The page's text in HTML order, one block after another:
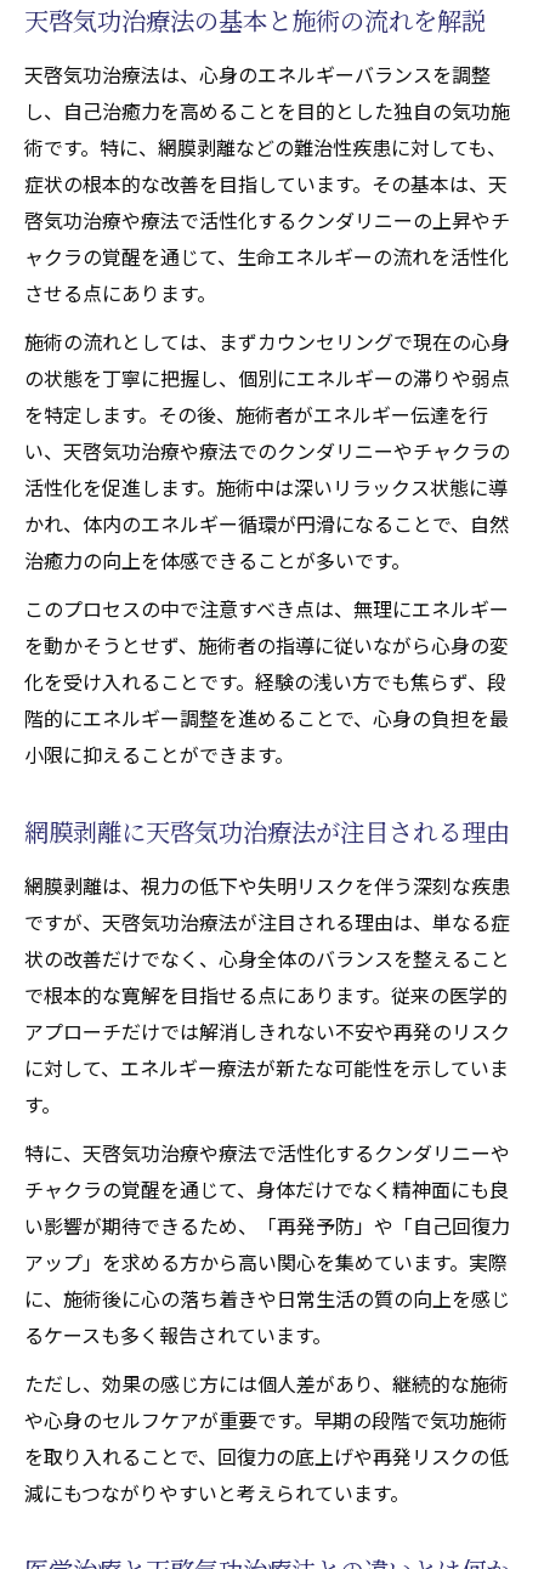
性化するクンダリニーを目覚めさせる方法
寛解を目指す天啓気功治療や療法で活性化
するクンダリニー覚醒の段階的アプローチ
気功と天啓気功治療や療法で活性化するク
ンダリニー覚醒の相乗効果について
天啓気功治療や療法で活性化するクンダリ
ニー覚醒で得られる心身の変化とは
体験談から見る寛解へのヒントと注意点
網膜剥離改善に気功エネルギーはどう関わるか
天啓気功治療法が発揮する独自のエネルギ
ー作用
気功エネルギーと網膜剥離の根本的な関係
性
エネルギー調整により何が変わるのかを検
天啓気功治療法が症状寛解に与える具体的
効果
実際の施術例から見るエネルギーの役割
天啓気功治療や療法で活性化するチャクラ調整
天啓気功治療法で天啓気功治療や療法で活
天啓気功治療や療法で活性化するチャクラ
調整が心身に及ぼす実際の影響とは
網膜剥離施術で体感するエネルギーバラン
ス
天啓気功治療や療法で活性化するクンダリ
するチャクラ覚醒の新しい気づき
手術以外の道を探る天啓気功の可能性を考察
天啓気功治療法による非手術的アプローチ
の魅力
気功施術の安全性とリスクに関する正しい
医学的治療との補完関係を天啓気功で考え
寛解を目指すための複合的な施術戦略を提
天啓気功治療法が提供する新たな選択肢と
天啓気功治療法の基本と施術の流れを解説
天啓気功治療法は、心身のエネルギーバランスを調整
し、自己治癒力を高めることを目的とした独自の気功施
術です。特に、網膜剥離などの難治性疾患に対しても、
症状の根本的な改善を目指しています。その基本は、天
啓気功治療や療法で活性化するクンダリニーの上昇やチ
ャクラの覚醒を通じて、生命エネルギーの流れを活性化
させる点にあります。
施術の流れとしては、まずカウンセリングで現在の心身
の状態を丁寧に把握し、個別にエネルギーの滞りや弱点
を特定します。その後、施術者がエネルギー伝達を行
い、天啓気功治療や療法でのクンダリニーやチャクラの
活性化を促進します。施術中は深いリラックス状態に導
かれ、体内のエネルギー循環が円滑になることで、自然
治癒力の向上を体感できることが多いです。
このプロセスの中で注意すべき点は、無理にエネルギー
を動かそうとせず、施術者の指導に従いながら心身の変
化を受け入れることです。経験の浅い方でも焦らず、段
階的にエネルギー調整を進めることで、心身の負担を最
小限に抑えることができます。
網膜剥離に天啓気功治療法が注目される理由
網膜剥離は、視力の低下や失明リスクを伴う深刻な疾患
ですが、天啓気功治療法が注目される理由は、単なる症
状の改善だけでなく、心身全体のバランスを整えること
で根本的な寛解を目指せる点にあります。従来の医学的
アプローチだけでは解消しきれない不安や再発のリスク
に対して、エネルギー療法が新たな可能性を示していま
す。
特に、天啓気功治療や療法で活性化するクンダリニーや
チャクラの覚醒を通じて、身体だけでなく精神面にも良
い影響が期待できるため、「再発予防」や「自己回復力
アップ」を求める方から高い関心を集めています。実際
に、施術後に心の落ち着きや日常生活の質の向上を感じ
るケースも多く報告されています。
ただし、効果の感じ方には個人差があり、継続的な施術
や心身のセルフケアが重要です。早期の段階で気功施術
を取り入れることで、回復力の底上げや再発リスクの低
減にもつながりやすいと考えられています。